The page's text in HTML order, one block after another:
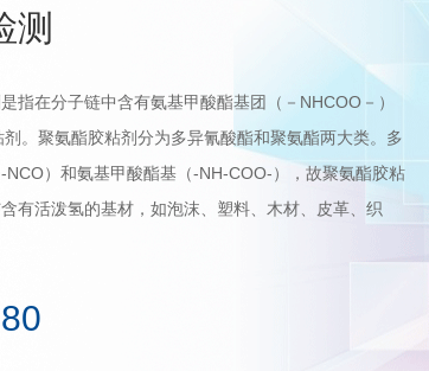
测
指在分子链中含有氨基甲酸酯基团（－NHCOO－）
。聚氨酯胶粘剂分为多异氰酸酯和聚氨酯两大类。多
）和氨基甲酸酯基（-NH-COO-），故聚氨酯胶粘
有活泼氢的基材，如泡沫、塑料、木材、皮革、织